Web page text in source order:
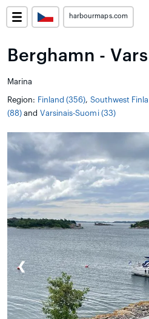
harbourmaps.com
Berghamn -
Marina
Region: Finland (356), Southwest
(88) and Varsinais-Suomi (33)
❮